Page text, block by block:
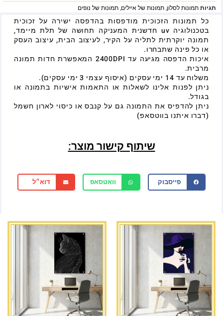
תגיותתמונות לסלון,תמונות של איילים,תמונות של נופים
כל תמונות הזכוכית מודפסות בהדפסה ישירה על זכוכית
בטכנולוגיה uv חדשנית המעניקה תחושה של תלת מיימד,
תמונה יוקרתית לתליה על הקיר, לעיצוב הבית, עיצוב העסק
או כל פינה שתבחרו.
איכות הדפסה מגיעה עד 2400DPI המאפשרת חדות תמונה
מרבית.
משלוח עד 14 ימי עסקים (איסוף עצמי 3 ימי עסקים).
ניתן לפנות אלינו לשאלות או התאמות אישיות בתמונה או
בגודל.
ניתן להדפיס את התמונה גם על קנבס או כיסוי לארון חשמל
(דברו איתנו בווטסאפ)
שיתוף קישור מוצר:
פייסבוק וואטסאפ דוא״ל